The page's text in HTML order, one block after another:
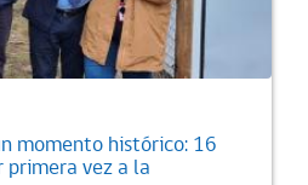
momento histórico: 16
vez a la